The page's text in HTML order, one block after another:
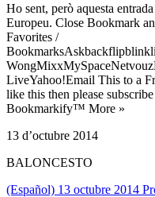
Ho sent, però aquesta
Europeu. Close Bookmark
Favorites /
LiveYahoo!Email This to a
like this then please
Bookmarkify™ More »
13 d’octubre 2014
BALONCESTO
(Español) 13 octubre 2014